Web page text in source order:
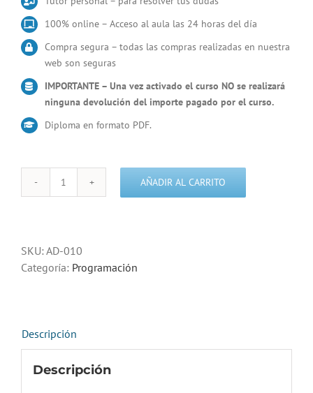
100% online – Acceso al aula las 24 horas del día
Compra segura – todas las compras realizadas en nuestra
web son seguras
IMPORTANTE – Una vez activado el curso NO se realizará
ninguna devolución del importe pagado por el curso.
Diploma en formato PDF.
Curso
avanzada
cantidad
AÑADIR AL CARRITO
SKU: AD-010
Categoría: Programación
Descripción
Descripción